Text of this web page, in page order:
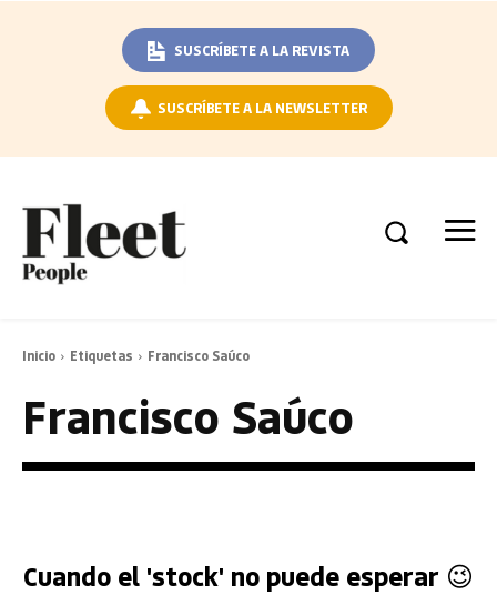
SUSCRÍBETE A LA REVISTA
SUSCRÍBETE A LA NEWSLETTER
Inicio Etiquetas Francisco Saúco
Francisco Saúco
Cuando el 'stock' no puede esperar 😉